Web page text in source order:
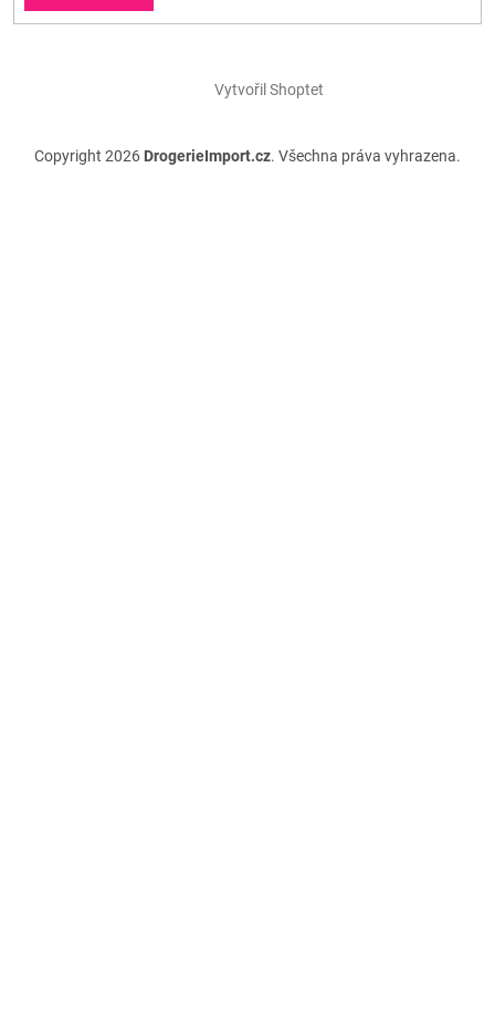
Vytvořil Shoptet
Copyright 2026 DrogerieImport.cz. Všechna práva vyhrazena.